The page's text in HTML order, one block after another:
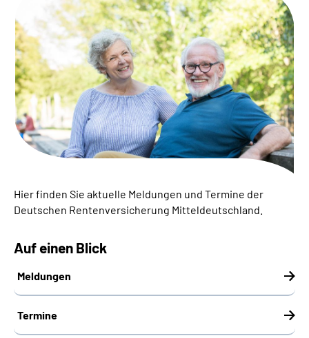
Presse
Über uns
Online-Services
Inhalte in Gebärdensprache (DGS)
Suche
Hier finden Sie aktuelle Meldungen und Termine der
Deutschen Rentenversicherung Mitteldeutschland.
Auf einen Blick
Meldungen
Termine